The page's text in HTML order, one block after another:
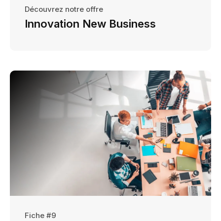
Découvrez notre offre
Innovation New Business
Fiche #9